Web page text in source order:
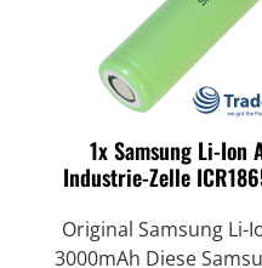
1x Samsung Li-Ion
Industrie-Zelle
Original Samsung Li-
3000mAh Diese